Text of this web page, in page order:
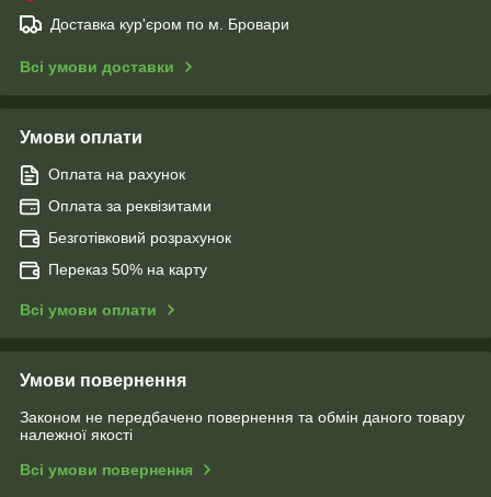
Доставка кур'єром по м. Бровари
Всі умови доставки
Умови оплати
Оплата на рахунок
Оплата за реквізитами
Безготівковий розрахунок
Переказ 50% на карту
Всі умови оплати
Умови повернення
Законом не передбачено повернення та обмін даного товару
належної якості
Всі умови повернення